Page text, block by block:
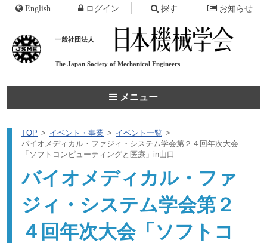
一般社団法人
The Japan Society of Mechanical Engineers
メニュー
English ログイン 探す お知らせ
TOP イベント・事業
イベント一覧
バイオメディカル・ファジィ・システム学会第２４回年次大会
「ソフトコンピューティングと医療」in山口
バイオメディカル・ファ
ジィ・システム学会第２
４回年次大会「ソフトコ